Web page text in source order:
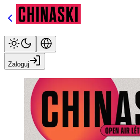
Zaloguj